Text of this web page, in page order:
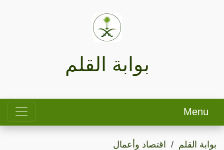
بوابة القلم
Menu
بوابة القلم
اقتصاد وأعمال